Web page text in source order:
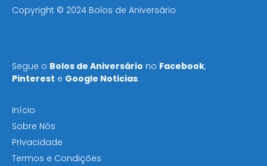
Copyright © 2024 Bolos de Aniversário
Segue o Bolos de Aniversário no Facebook,
Pinterest e Google Noticias.
Início
Sobre Nós
Privacidade
Termos e Condições